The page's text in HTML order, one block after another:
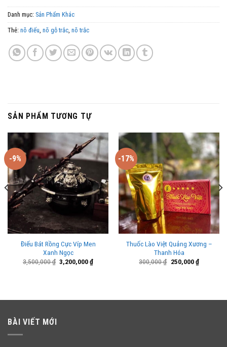
Danh mục: Sản Phẩm Khác
Thẻ: nõ điếu, nõ gỗ trắc, nõ trắc
SẢN PHẨM TƯƠNG TỰ
-9%
Điếu Bát Rồng Cực Víp Men
Xanh Ngọc
3,500,000₫ Giá
gốc
3,200,000₫Giá
-17%
Thuốc Lào Việt Quảng Xương –
Thanh Hóa
300,000₫ Giá
250,000₫Giá
hiện
BÀI VIẾT MỚI